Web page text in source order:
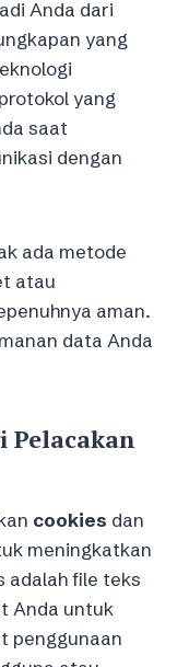
Anda dari
yang
yang
saat
dengan
ada metode
atau
aman.
data Anda
Pelacakan
cookies dan
meningkatkan
adalah file teks
Anda untuk
penggunaan